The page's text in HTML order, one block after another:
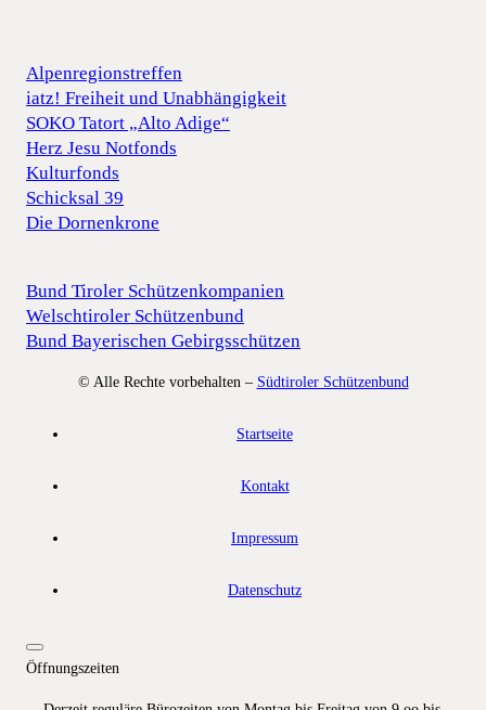
Alpenregionstreffen
iatz! Freiheit und Unabhängigkeit
SOKO Tatort „Alto Adige“
Herz Jesu Notfonds
Kulturfonds
Schicksal 39
Die Dornenkrone
Bund Tiroler Schützenkompanien
Welschtiroler Schützenbund
Bund Bayerischen Gebirgsschützen
© Alle Rechte vorbehalten – Südtiroler Schützenbund
Startseite
Kontakt
Impressum
Datenschutz
Öffnungszeiten